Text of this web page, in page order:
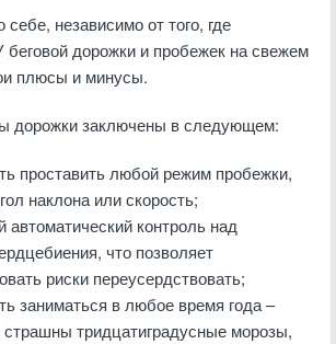
независимо от того, где
беговой дорожки и пробежек на свежем
плюсы и минусы.
дорожки заключены в следующем:
проставить любой режим пробежки,
наклона или скорость;
автоматический контроль над
что позволяет
риски переусердствовать;
заниматься в любое время года –
страшны тридцатиградусные морозы,